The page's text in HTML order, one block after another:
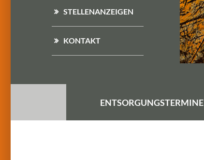
STELLENANZEIGEN
KONTAKT
ENTSORGUNGSTERMINE